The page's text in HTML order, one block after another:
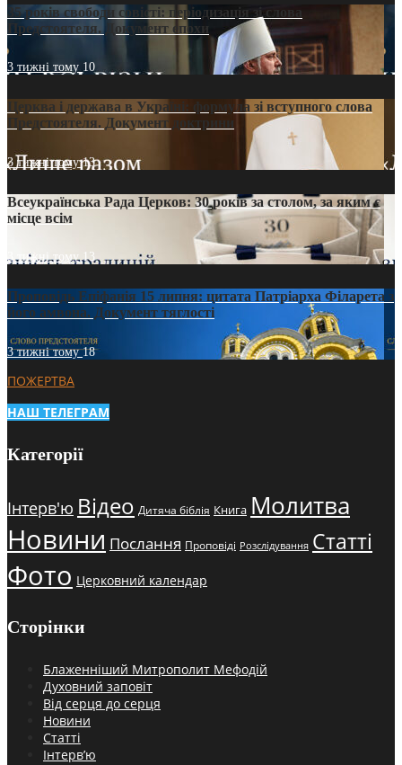
35 років свободи совісті: періодизація зі слова
Предстоятеля. Документ епохи
3 тижні тому 10
Церква і держава в Україні: формула зі вступного слова
Предстоятеля. Документ доктрини
3 тижні тому13
Всеукраїнська Рада Церков: 30 років за столом, за яким є
місце всім
3 тижні тому13
Проповідь Епіфанія 15 липня: цитата Патріарха Філарета з
його амвона. Документ тяглості
3 тижні тому18
ПОЖЕРТВА
НАШ ТЕЛЕГРАМ
Категорії
Інтерв'ю Відео Дитяча біблія Книга Молитва
Новини Послання Проповіді Розслідування Статті
Фото Церковний календар
Сторінки
Блаженніший Митрополит Мефодій
Духовний заповіт
Від серця до серця
Новини
Статті
Інтерв’ю